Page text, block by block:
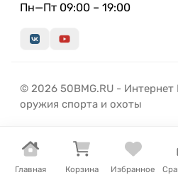
Главная Корзина Избранное
Пн—Пт 09:00 – 19:00
© 2026 50BMG.RU - Интернет
оружия спорта и охоты